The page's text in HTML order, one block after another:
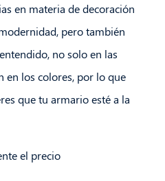
en materia de decoración
pero también
no solo en las
en los colores, por lo que
que tu armario esté a la
el precio